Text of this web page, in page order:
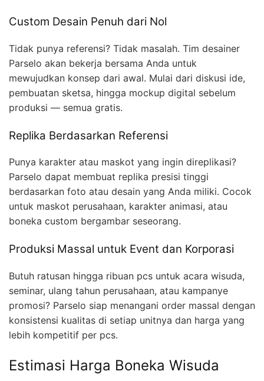
Custom Desain Penuh dari Nol
Tidak punya referensi? Tidak masalah. Tim desainer
Parselo akan bekerja bersama Anda untuk
mewujudkan konsep dari awal. Mulai dari diskusi ide,
pembuatan sketsa, hingga mockup digital sebelum
produksi — semua gratis.
Replika Berdasarkan Referensi
Punya karakter atau maskot yang ingin direplikasi?
Parselo dapat membuat replika presisi tinggi
berdasarkan foto atau desain yang Anda miliki. Cocok
untuk maskot perusahaan, karakter animasi, atau
boneka custom bergambar seseorang.
Produksi Massal untuk Event dan Korporasi
Butuh ratusan hingga ribuan pcs untuk acara wisuda,
seminar, ulang tahun perusahaan, atau kampanye
promosi? Parselo siap menangani order massal dengan
konsistensi kualitas di setiap unitnya dan harga yang
lebih kompetitif per pcs.
Estimasi Harga Boneka Wisuda